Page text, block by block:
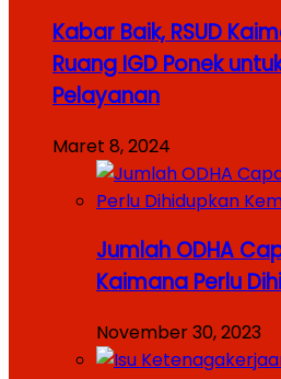
Kabar Baik, RSUD
Ruang IGD Ponek
Pelayanan
Maret 8, 2024
Jumlah ODHA
Kaimana Perlu
November 30, 2023